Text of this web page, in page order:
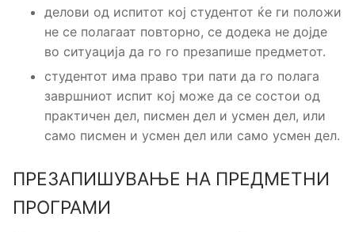
делови од испитот кој студентот ќе ги положи
не се полагаат повторно, се додека не дојде
во ситуација да го го презапише предметот.
студентот има право три пати да го полага
завршниот испит кој може да се состои од
практичен дел, писмен дел и усмен дел, или
само писмен и усмен дел или само усмен дел.
ПРЕЗАПИШУВАЊЕ НА ПРЕДМЕТНИ
ПРОГРАМИ